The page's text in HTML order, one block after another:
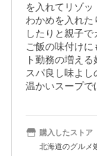
を入れてリゾ
わかめを入れ
したりと親子
ご飯の味付け
ト勤務の増え
スパ良し味よ
温かいスープで
購入したストア
北海道のグルメ